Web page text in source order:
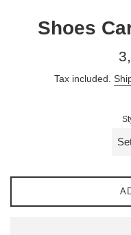
Shoes
Tax included.